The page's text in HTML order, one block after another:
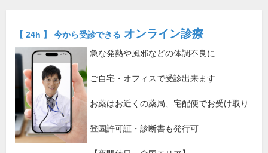
【 24h 】 今から受診できる オンライン診療
急な発熱や風邪などの体調不良に
ご自宅・オフィスで受診出来ます
お薬はお近くの薬局、宅配便でお受け取り
登園許可証・診断書も発行可